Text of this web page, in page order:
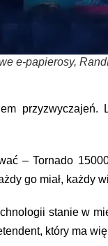
e-papierosy,
– Tornado
go miał, każdy
stanie w
który ma